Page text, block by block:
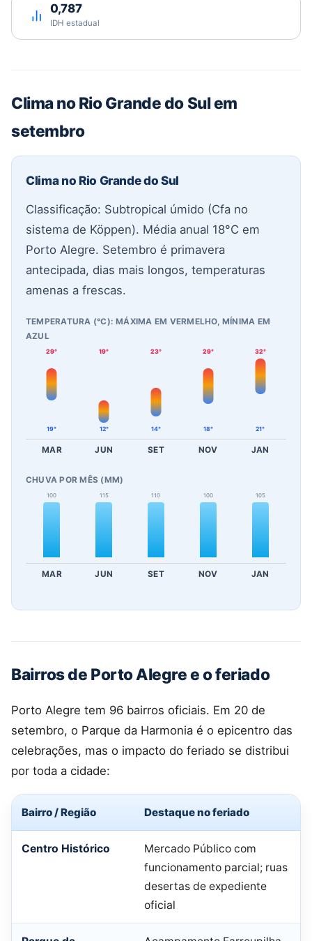
0,787
IDH estadual
Clima no Rio Grande do Sul em
setembro
Clima no Rio Grande do Sul
Classificação: Subtropical úmido (Cfa no
sistema de Köppen). Média anual 18°C em
Porto Alegre. Setembro é primavera
antecipada, dias mais longos, temperaturas
amenas a frescas.
TEMPERATURA (°C): MÁXIMA EM VERMELHO, MÍNIMA EM
AZUL
29°
19°
19°
12°
23°
14°
29°
18°
32°
21°
MAR JUN SET NOV JAN
CHUVA POR MÊS (MM)
100 115 110 100 105
MAR JUN SET NOV JAN
Bairros de Porto Alegre e o feriado
Porto Alegre tem 96 bairros oficiais. Em 20 de
setembro, o Parque da Harmonia é o epicentro das
celebrações, mas o impacto do feriado se distribui
por toda a cidade:
Bairro / Região Destaque no feriado
Centro Histórico
Mercado Público com
funcionamento parcial; ruas
desertas de expediente
oficial